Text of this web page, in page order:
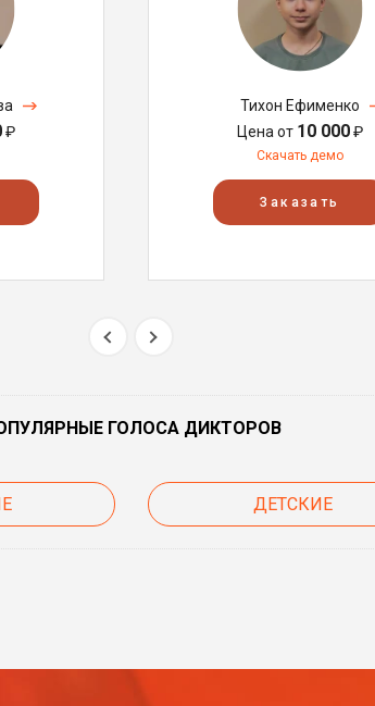
₽
Тихон Ефименко
Цена от 10 000₽
Скачать демо
Заказать
ГОЛОСА ДИКТОРОВ
ДЕТСКИЕ